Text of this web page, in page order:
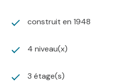
construit en 1948
4 niveau(x)
3 étage(s)